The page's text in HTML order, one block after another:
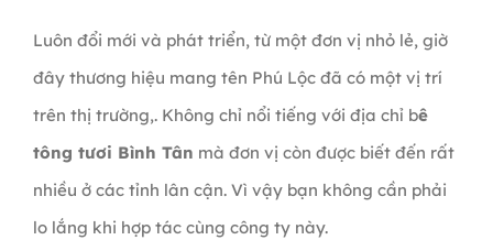
Luôn đổi mới và phát triển, từ một đơn vị nhỏ lẻ, giờ
đây thương hiệu mang tên Phú Lộc đã có một vị trí
trên thị trường,. Không chỉ nổi tiếng với địa chỉ bê
tông tươi Bình Tân mà đơn vị còn được biết đến rất
nhiều ở các tỉnh lân cận. Vì vậy bạn không cần phải
lo lắng khi hợp tác cùng công ty này.